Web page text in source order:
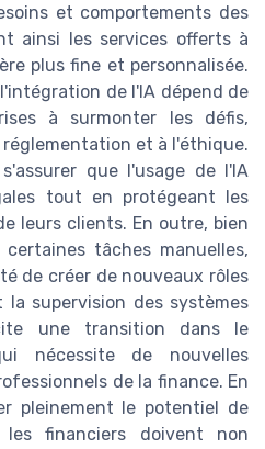
et comportements des
ainsi les services offerts à
plus fine et personnalisée.
de l'IA dépend de
à surmonter les défis,
et à l'éthique.
que l'usage de l'IA
tout en protégeant les
leurs clients. En outre, bien
tâches manuelles,
de créer de nouveaux rôles
supervision des systèmes
une transition dans le
nécessite de nouvelles
de la finance. En
pleinement le potentiel de
les financiers doivent non